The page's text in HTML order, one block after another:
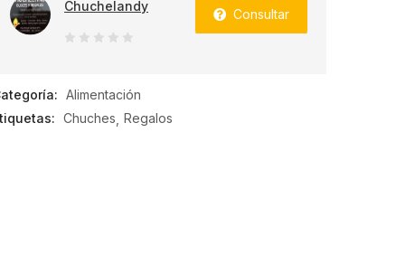
Chuchelandy
5
Consultar
Alimentación
Chuches Regalos